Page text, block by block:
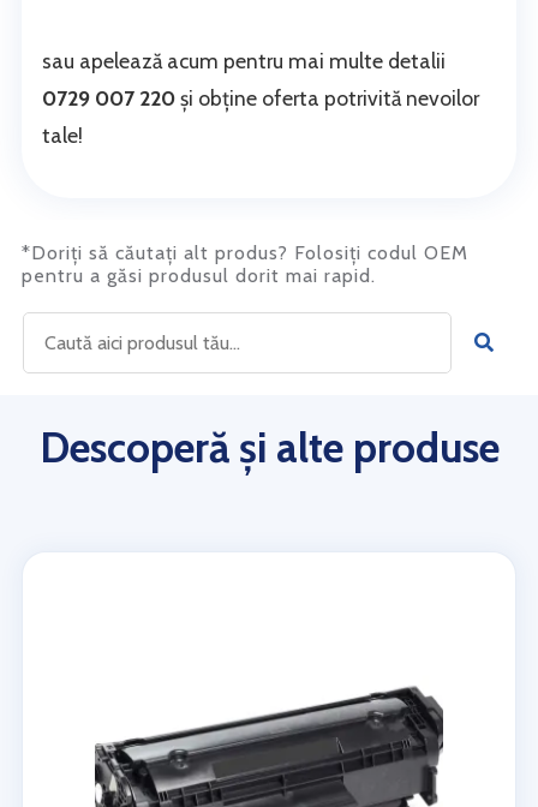
sau apelează acum pentru mai multe detalii
0729 007 220și obține oferta potrivită nevoilor
tale!
*Doriți să căutați alt produs? Folosiți codul OEM
pentru a găsi produsul dorit mai rapid.
Descoperă și alte produse